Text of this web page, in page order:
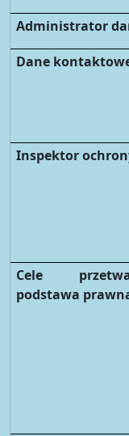
Administrator
Dane
Inspektor
Cele
podstawa